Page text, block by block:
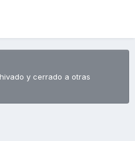
y cerrado a otras